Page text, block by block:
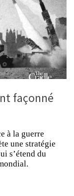
façonné
à la guerre
une stratégie
s’étend du